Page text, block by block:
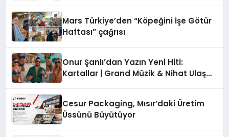
Mars Türkiye’den “Köpeğini İşe Götür
Haftası” çağrısı
Onur Şanlı’dan Yazın Yeni Hiti:
Kartallar | Grand Müzik & Nihat Ulaş
Cesur Packaging, Mısır’daki Üretim
Üssünü Büyütüyor